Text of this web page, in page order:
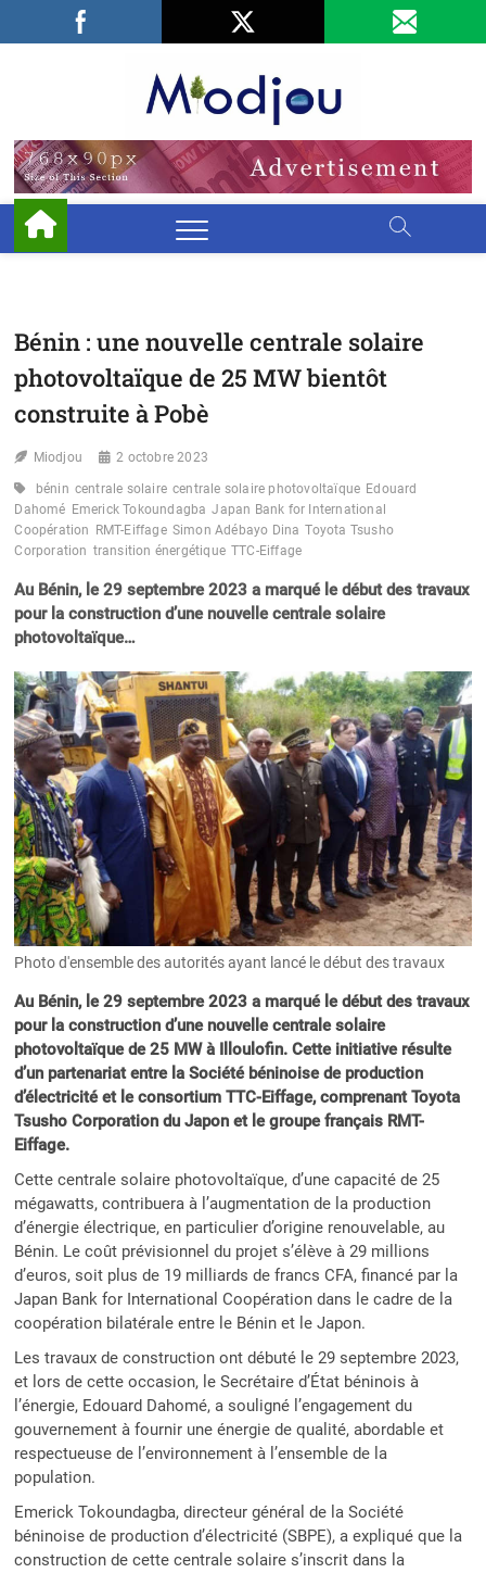
Facebook
LinkedIn
Bénin : une nouvelle centrale solaire
photovoltaïque de 25 MW bientôt
construite à Pobè
Miodjou 2 octobre 2023
bénin centrale solaire centrale solaire photovoltaïque Edouard
Dahomé Emerick Tokoundagba Japan Bank for International
Coopération
RMT-Eiffage Simon Adébayo Dina Toyota Tsusho
Corporation transition énergétique TTC-Eiffage
Au Bénin, le 29 septembre 2023 a marqué le début des travaux
pour la construction d’une nouvelle centrale solaire
photovoltaïque…
Photo d'ensemble des autorités ayant lancé le début des travaux
Au Bénin, le 29 septembre 2023 a marqué le début des travaux
pour la construction d’une nouvelle centrale solaire
photovoltaïque de 25 MW à Illoulofin. Cette initiative résulte
d’un partenariat entre la Société béninoise de production
d’électricité et le consortium TTC-Eiffage, comprenant Toyota
Tsusho Corporation du Japon et le groupe français RMT-
Eiffage.
Cette centrale solaire photovoltaïque, d’une capacité de 25
mégawatts, contribuera à l’augmentation de la production
d’énergie électrique, en particulier d’origine renouvelable, au
Bénin. Le coût prévisionnel du projet s’élève à 29 millions
d’euros, soit plus de 19 milliards de francs CFA, financé par la
Japan Bank for International Coopération dans le cadre de la
coopération bilatérale entre le Bénin et le Japon.
Les travaux de construction ont débuté le 29 septembre 2023,
et lors de cette occasion, le Secrétaire d’État béninois à
l’énergie, Edouard Dahomé, a souligné l’engagement du
gouvernement à fournir une énergie de qualité, abordable et
respectueuse de l’environnement à l’ensemble de la
population.
Emerick Tokoundagba, directeur général de la Société
béninoise de production d’électricité (SBPE), a expliqué que la
construction de cette centrale solaire s’inscrit dans la